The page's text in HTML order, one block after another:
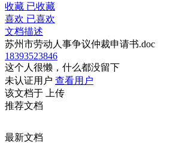
收藏 已收藏
喜欢 已喜欢
文档描述
苏州市劳动人事争议仲裁申请书.doc
18393523846
这个人很懒，什么都没留下
未认证用户 查看用户
该文档于
上传
推荐文档
最新文档